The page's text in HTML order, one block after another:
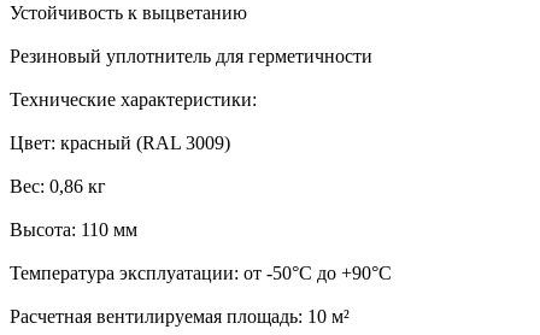
Устойчивость к выцветанию
Резиновый уплотнитель для герметичности
Технические характеристики:
Цвет: красный (RAL 3009)
Вес: 0,86 кг
Высота: 110 мм
Температура эксплуатации: от -50°C до +90°C
Расчетная вентилируемая площадь: 10 м²